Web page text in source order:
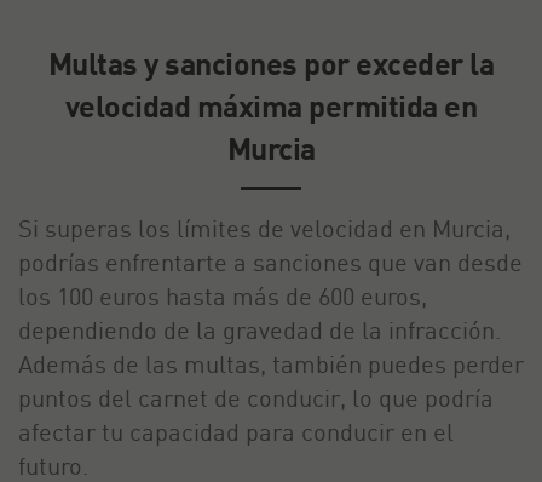
Multas y sanciones por exceder la
velocidad máxima permitida en
Murcia
Si superas los límites de velocidad en Murcia,
podrías enfrentarte a sanciones que van desde
los 100 euros hasta más de 600 euros,
dependiendo de la gravedad de la infracción.
Además de las multas, también puedes perder
puntos del carnet de conducir, lo que podría
afectar tu capacidad para conducir en el
futuro.